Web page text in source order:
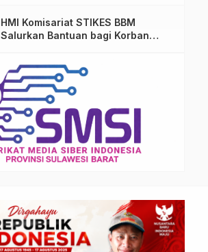
HMI Komisariat STIKES BBM
Salurkan Bantuan bagi Korban